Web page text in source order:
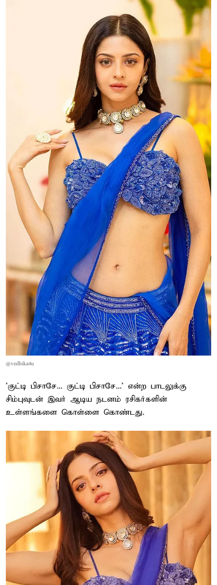
@vedhika4u
'குட்டி பிசாசே... குட்டி பிசாசே...' என்ற பாடலுக்கு
சிம்புவுடன் இவர் ஆடிய நடனம் ரசிகர்களின்
உள்ளங்களை கொள்ளை கொண்டது.